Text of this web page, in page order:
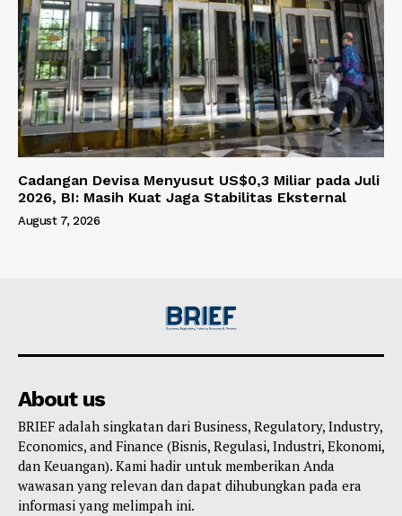
Cadangan Devisa Menyusut US$0,3 Miliar pada Juli
2026, BI: Masih Kuat Jaga Stabilitas Eksternal
August 7, 2026
About us
BRIEF adalah singkatan dari Business, Regulatory, Industry,
Economics, and Finance (Bisnis, Regulasi, Industri, Ekonomi,
dan Keuangan). Kami hadir untuk memberikan Anda
wawasan yang relevan dan dapat dihubungkan pada era
informasi yang melimpah ini.